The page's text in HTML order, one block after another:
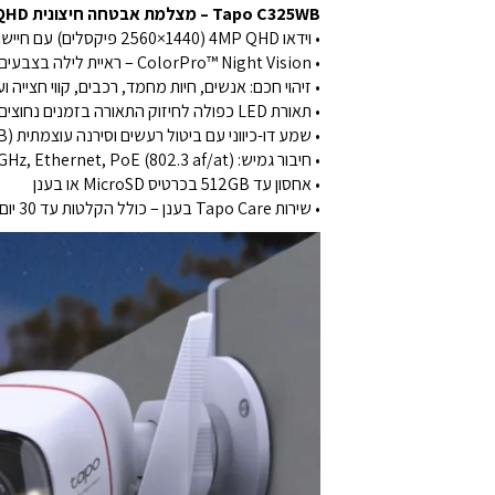
Tapo C325WB – מצלמת אבטחה חיצונית 4MP QHD עם ColorPro™ Night Vision, זיהוי חכם וחיבור PoE!
• וידאו 4MP QHD (2560×1440 פיקסלים) עם חיישן Starlight CMOS חדיש
• ColorPro™ Night Vision – ראיית לילה בצבעים טבעיים, גם בתנאי תאורה חלשה
• זיהוי חכם: אנשים, חיות מחמד, רכבים, קווי חצייה
• תאורת LED כפולה לחיזוק התאורה בזמנים נחוצים
• שמע דו-כיווני עם ביטול רעשים וסירנה עוצמתית (97dB)
• חיבור גמיש: Wi-Fi 2.4GHz, Ethernet, PoE (802.3 af/at)
• אחסון עד 512GB בכרטיס MicroSD או בענן
• שירות Tapo Care בענן – כולל הקלטות עד 30 יום, התראות עם תמונה, סיווג חכם, אזורי פרטיות, וניסיון חינם ל־30 יום